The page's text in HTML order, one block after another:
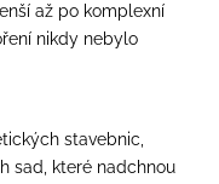
až po komplexní
nikdy nebylo
stavebnic,
sad, které nadchnou